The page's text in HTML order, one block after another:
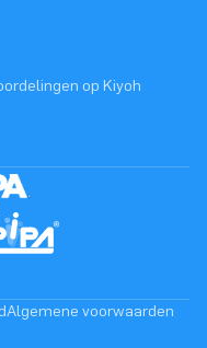
op Kiyoh
Algemene voorwaarden